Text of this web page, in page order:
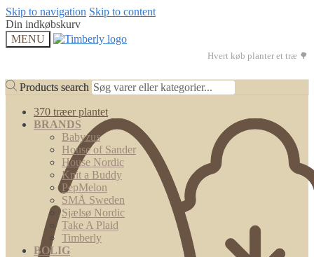
Skip to navigation Skip to content
Din indkøbskurv
MENU
Hvert køb planter et træ 🌳
Products search
370 træer plantet
Products search
BRANDS
Babyzus
House of Sander
House Nordic
Knit a Buddy
PepMelon
SMÅ Sweden
Sjælsø Nordic
Take A Plaid
Timberly
BOLIG